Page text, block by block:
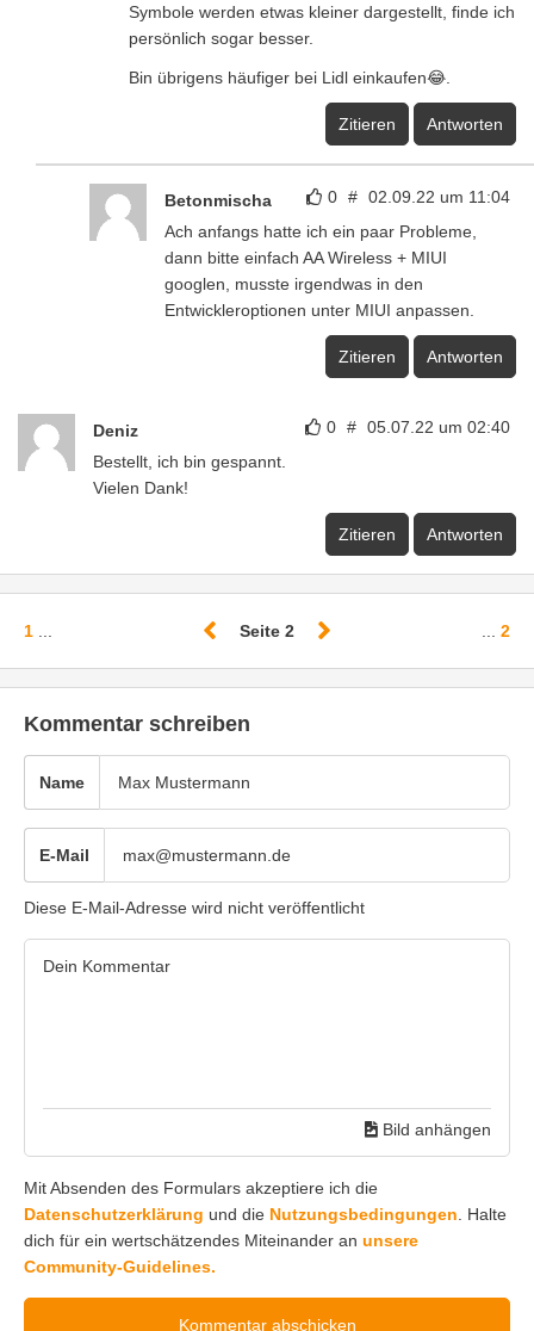
Symbole werden etwas kleiner dargestellt, finde ich
persönlich sogar besser.
Bin übrigens häufiger bei Lidl einkaufen😂.
Zitieren Antworten
0 # 02.09.22 um 11:04
Betonmischa
Ach anfangs hatte ich ein paar Probleme,
dann bitte einfach AA Wireless + MIUI
googlen, musste irgendwas in den
Entwickleroptionen unter MIUI anpassen.
Zitieren Antworten
0 # 05.07.22 um 02:40
Deniz
Bestellt, ich bin gespannt.
Vielen Dank!
Zitieren Antworten
1 2
Seite 2
Kommentar schreiben
Name
E-Mail
Diese E-Mail-Adresse wird nicht veröffentlicht
Bild anhängen
Mit Absenden des Formulars akzeptiere ich die
Datenschutzerklärung und die Nutzungsbedingungen . Halte
dich für ein wertschätzendes Miteinander an unsere
Community-Guidelines.